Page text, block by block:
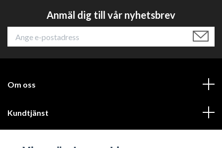
Anmäl dig till vår nyhetsbrev
Om oss
Kundtjänst